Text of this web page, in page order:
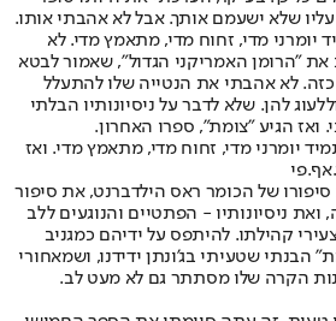
שלא ישעמם אותך. אבל לא אהבתי אותו.
יומרני מדי, זחוח מדי, מתאמץ מדי. לא
"הרומן האמריקני הגדול", שאמור לבטא
לא אהבתי את הנטייה שלו להתעלל
להן. שלא לדבר על ניסיונותיו הבלתי
ואז הגיע "צומת", ספרו האחרון.
יומרני מדי, זחוח מדי, מתאמץ מדי. ואז
של הכומר ראס הילדברנט, את סיפור
ואת ניסיונותיו - הפתטיים והנוגעים ללב
קהילתו. להיתפס על ידיהם כמגניב
הבנתי שטעיתי בג'ונתן ידידנו, ושמאחורי
הקרה שלו מסתתר גם לא מעט לב.